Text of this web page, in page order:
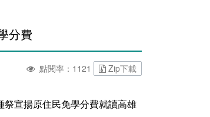
分費
點閱率：1121 Zip下載
宣揚原住民免學分費就讀高雄